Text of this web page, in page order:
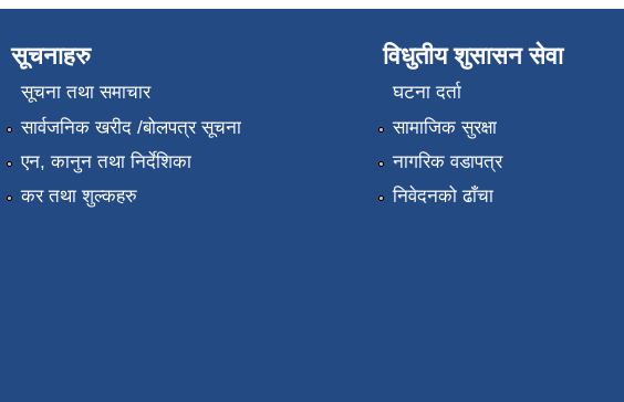
सूचनाहरु
सूचना तथा समाचार
सार्वजनिक खरीद /बोलपत्र सूचना
एन, कानुन तथा निर्देशिका
कर तथा शुल्कहरु
विधुतीय शुसासन सेवा
घटना दर्ता
सामाजिक सुरक्षा
नागरिक वडापत्र
निवेदनको ढाँचा